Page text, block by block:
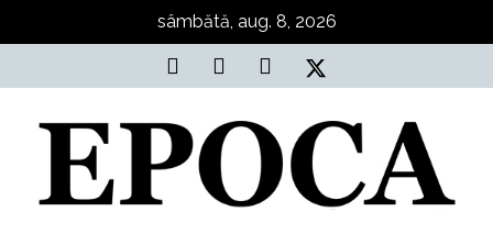
sâmbătă, aug. 8, 2026